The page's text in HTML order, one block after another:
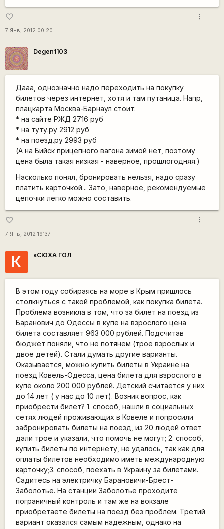
favorite_border
7 Янв, 2012 00:20
more_vert
Degen1103
Дааа, однозначно надо переходить на покупку
билетов через интернет, хотя и там путаница. Напр,
плацкарта Москва-Барнаул стоит:
* на сайте РЖД 2716 руб
* на туту.ру 2912 руб
* на поезд.ру 2993 руб
(А на Бийск прицепного вагона зимой нет, поэтому
цена была такая низкая - наверное, прошлогодняя.)
Насколько понял, бронировать нельзя, надо сразу
платить карточкой... Зато, наверное, рекомендуемые
цепочки легко можно составить.
favorite_border
7 Янв, 2012 19:37
more_vert
К кСЮХА ГОЛ
В этом году собираясь на море в Крым пришлось
столкнуться с такой проблемой, как покупка билета.
Проблема возникла в том, что за билет на поезд из
Баранович до Одессы в купе на взрослого цена
билета составляет 963 000 рублей. Подсчитав
бюджет поняли, что не потянем (трое взрослых и
двое детей). Стали думать другие варианты.
Оказывается, можно купить билеты в Украине на
поезд Ковель-Одесса, цена билета для взрослого в
купе около 200 000 рублей. Детский считается у них
до 14 лет ( у нас до 10 лет). Возник вопрос, как
приобрести билет? 1. способ, нашли в социальных
сетях людей проживающих в Ковеле и попросили
забронировать билеты на поезд, из 20 людей ответ
дали трое и указали, что помочь не могут; 2. способ,
купить билеты по интернету, не удалось, так как для
оплаты билетов необходимо иметь международную
карточку;3. способ, поехать в Украину за билетами.
Садитесь на электричку Барановичи-Брест-
Заболотье. На станции Заболотье проходите
пограничный контроль и там же на вокзале
приобретаете билеты на поезд без проблем. Третий
вариант оказался самым надежным, однако на